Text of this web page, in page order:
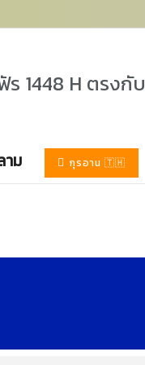
ร 1448 H ตรงกับ
าม กุรอาน 🇹🇭